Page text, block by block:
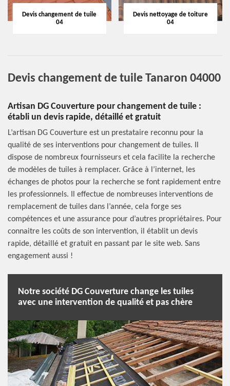
Devis changement de tuile
04
Devis nettoyage de toiture
04
Devis changement de tuile Tanaron 04000
Artisan DG Couverture pour changement de tuile :
établi un devis rapide, détaillé et gratuit
L’artisan DG Couverture est un prestataire reconnu pour la
qualité de ses interventions pour changement de tuiles. Il
dispose de nombreux fournisseurs et cela facilite la recherche
de modèles de tuiles à remplacer. Grâce à l’internet, les
échanges de photos pour la recherche se font rapidement entre
les professionnels. Il effectue de nombreuses interventions de
remplacement de tuiles dans l’année, cela forge ses
compétences et une assurance pour d’autres propriétaires. Pour
connaitre les coûts de son intervention, il établit un devis
rapide, détaillé et gratuit en passant par le site web. Sans
engagement aussi !
Notre société DG Couverture change les tuiles
avec une intervention de qualité et pas chère